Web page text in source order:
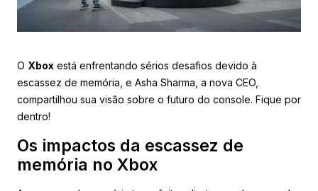
O Xbox está enfrentando sérios desafios devido à
escassez de memória, e Asha Sharma, a nova CEO,
compartilhou sua visão sobre o futuro do console. Fique por
dentro!
Os impactos da escassez de
memória no Xbox